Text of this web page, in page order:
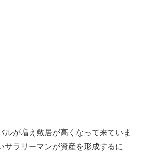
ルが増え敷居が高くなって来ていま
サラリーマンが資産を形成するに